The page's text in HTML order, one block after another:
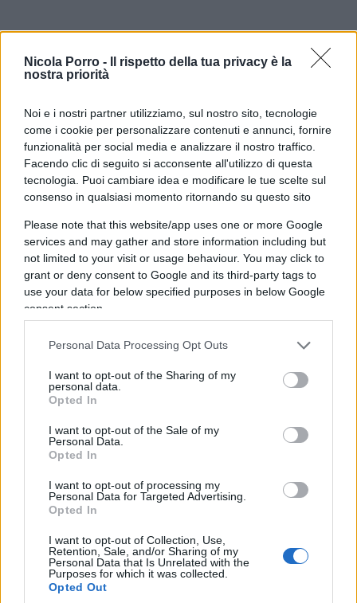
Nicola Porro -
Il rispetto della tua privacy è la
nostra priorità
Noi e i nostri partner utilizziamo, sul nostro sito, tecnologie
come i cookie per personalizzare contenuti e annunci, fornire
funzionalità per social media e analizzare il nostro traffico.
Facendo clic di seguito si acconsente all'utilizzo di questa
tecnologia. Puoi cambiare idea e modificare le tue scelte sul
consenso in qualsiasi momento ritornando su questo sito
Please note that this website/app uses one or more Google
services and may gather and store information including but
not limited to your visit or usage behaviour. You may click to
grant or deny consent to Google and its third-party tags to
use your data for below specified purposes in below Google
consent section.
Personal Data Processing Opt Outs
I want to opt-out of the Sharing of my
personal data.
Opted In
I want to opt-out of the Sale of my
Personal Data.
Opted In
I want to opt-out of processing my
Personal Data for Targeted Advertising.
Opted In
I want to opt-out of Collection, Use,
Retention, Sale, and/or Sharing of my
Personal Data that Is Unrelated with the
Purposes for which it was collected.
Opted Out
È su questo confine che occorre muoversi con
prudenza. Anche la separazione delle carriere, la
riorganizzazione degli uffici e i nuovi meccanismi
di controllo meritano di essere valutati per gli
effetti concreti che produrranno, più che
trasformati nell’ennesimo terreno di scontro tra
Governo e magistratura. Con una cautela in più
ogni riforma di un organo di controllo dovrebbe
rafforzarne non soltanto l’efficienza, ma anche
l’indipendenza e la percezione di indipendenza,
anche dalla distanza che mantiene da chi è
chiamato a controllare.
Sarebbe infatti un errore raccontare questa
riforma come una partita con due squadre
dall’altra. La questione riguarda qualcosa di assai
meno spettacolare, ma molto più importante:
come rendere lo Stato capace di decidere e,
contemporaneamente, capace di controllare se
stesso.